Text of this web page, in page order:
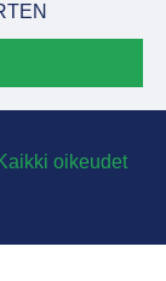
oikeudet